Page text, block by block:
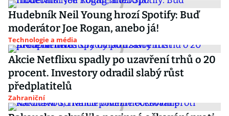
Hudebník Neil Young hrozí Spotify: Buď
moderátor Joe Rogan, anebo já!
Technologie a média
Akcie Netflixu spadly po uzavření trhů o 20
procent. Investory odradil slabý růst
předplatitelů
Zahraniční